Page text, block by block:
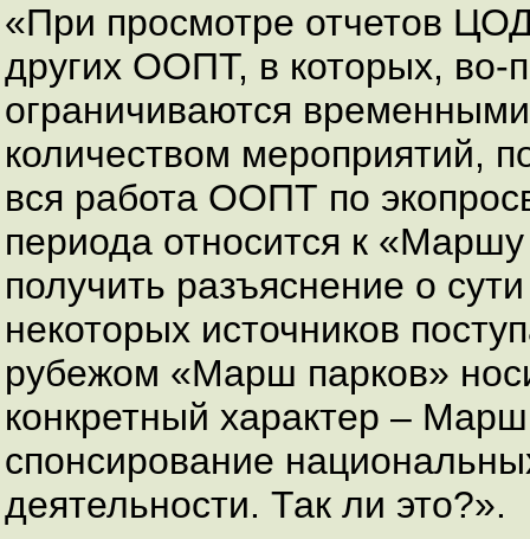
«При просмотре отчетов
других ООПТ, в которых, во-
ограничиваются
количеством мероприятий,
вся работа ООПТ по
периода относится к
получить разъяснение о
некоторых источников
рубежом «Марш парков»
конкретный характер –
спонсирование
деятельности. Так ли это?».